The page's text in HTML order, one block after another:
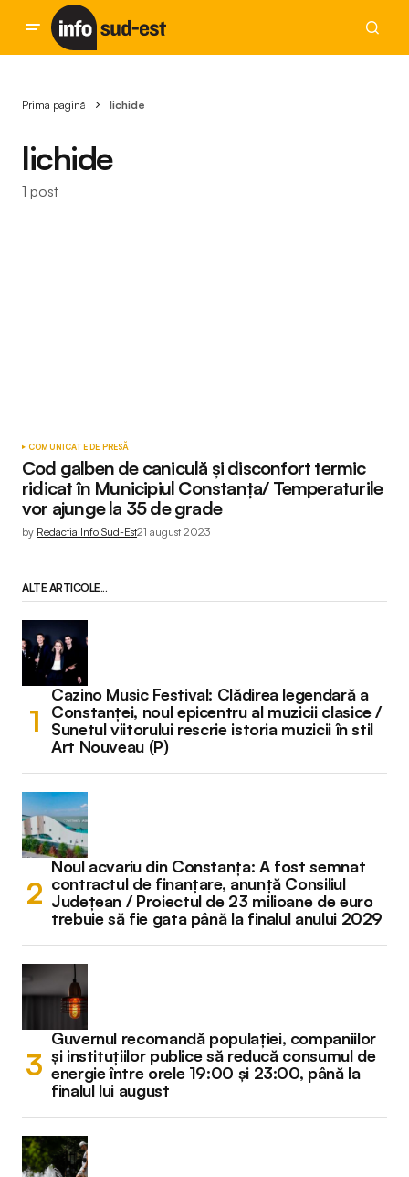
Prima pagină lichide
lichide
1 post
COMUNICATE DE PRESĂ
Cod galben de caniculă și disconfort termic
ridicat în Municipiul Constanța/ Temperaturile
vor ajunge la 35 de grade
by Redactia Info Sud-Est21 august 2023
ALTE ARTICOLE...
Cazino Music Festival: Clădirea legendară a
Constanței, noul epicentru al muzicii clasice /
Sunetul viitorului rescrie istoria muzicii în stil
Art Nouveau (P)
Noul acvariu din Constanța: A fost semnat
contractul de finanțare, anunță Consiliul
Județean / Proiectul de 23 milioane de euro
trebuie să fie gata până la finalul anului 2029
Guvernul recomandă populației, companiilor
și instituțiilor publice să reducă consumul de
energie între orele 19:00 și 23:00, până la
finalul lui august